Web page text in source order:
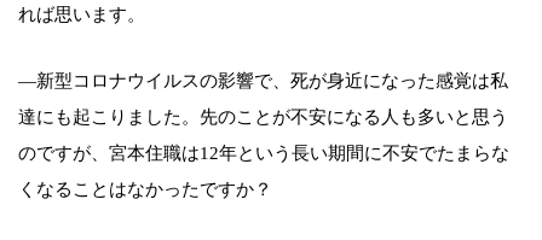
れば思います。
―新型コロナウイルスの影響で、死が身近になった感覚は私
達にも起こりました。先のことが不安になる人も多いと思う
のですが、宮本住職は12年という長い期間に不安でたまらな
くなることはなかったですか？